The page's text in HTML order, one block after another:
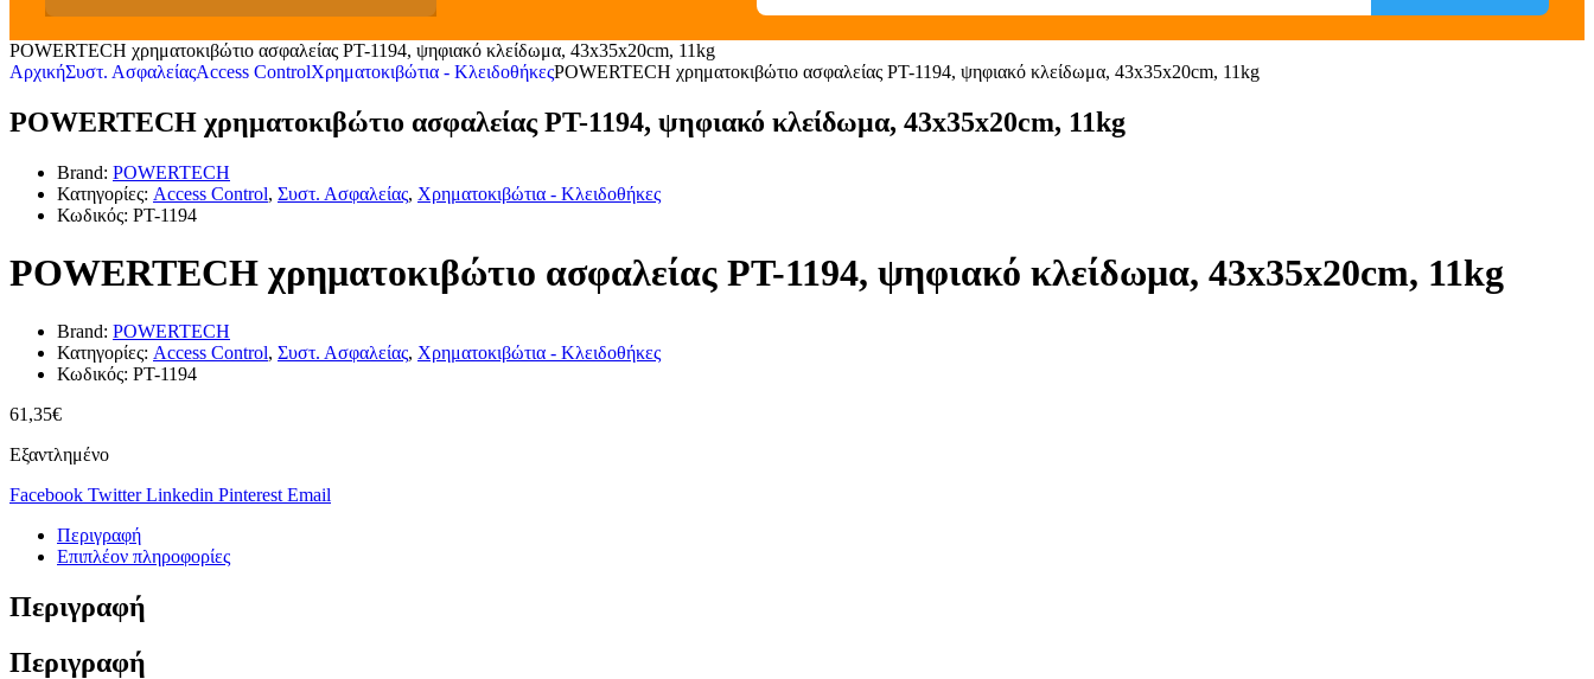
POWERTECH χρηματοκιβώτιο ασφαλείας PT-1194, ψηφιακό κλείδωμα, 43x35x20cm, 11kg
ΑρχικήΣυστ. ΑσφαλείαςAccess ControlΧρηματοκιβώτια - ΚλειδοθήκεςPOWERTECH χρηματοκιβώτιο ασφαλείας PT-1194, ψηφιακό κλείδωμα, 43x35x20cm, 11kg
POWERTECH χρηματοκιβώτιο ασφαλείας PT-1194, ψηφιακό κλείδωμα, 43x35x20cm, 11kg
Brand: POWERTECH
Κατηγορίες: Access Control, Συστ. Ασφαλείας, Χρηματοκιβώτια - Κλειδοθήκες
Κωδικός: PT-1194
POWERTECH χρηματοκιβώτιο ασφαλείας PT-1194, ψηφιακό κλείδωμα, 43x35x20cm, 11kg
Brand: POWERTECH
Κατηγορίες: Access Control, Συστ. Ασφαλείας, Χρηματοκιβώτια - Κλειδοθήκες
Κωδικός: PT-1194
61,35€
Εξαντλημένο
Facebook Twitter Linkedin Pinterest Email
Περιγραφή
Επιπλέον πληροφορίες
Περιγραφή
Περιγραφή